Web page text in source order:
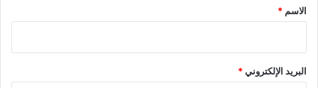
*
الاسم *
البريد الإلكتروني*